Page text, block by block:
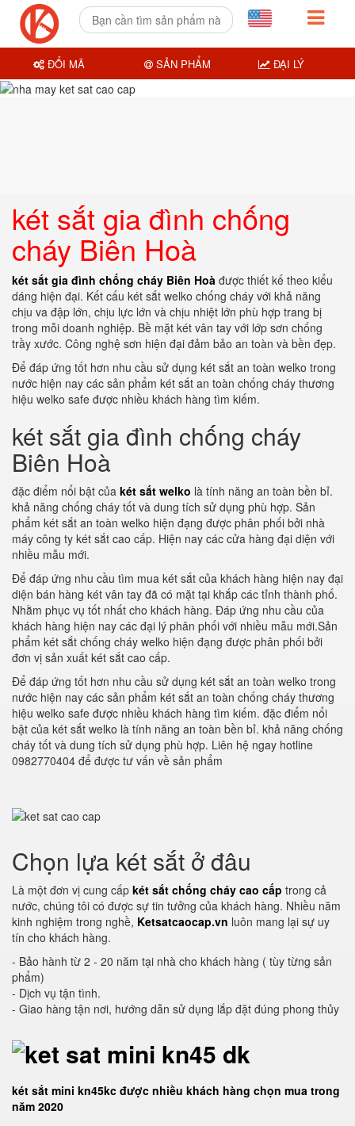
két sắt gia đình chống
cháy Biên Hoà
két sắt gia đình chống cháy Biên Hoà được thiết kế theo kiểu
dáng hiện đại. Kết cấu két sắt welko chống cháy với khả năng
chịu va đập lớn, chịu lực lớn và chịu nhiệt lớn phù hợp trang bị
trong mỗi doanh nghiệp. Bề mặt két vân tay với lớp sơn chống
trầy xước. Công nghệ sơn hiện đại đảm bảo an toàn và bền đẹp.
Để đáp ứng tốt hơn nhu cầu sử dụng két sắt an toàn welko trong
nước hiện nay các sản phẩm két sắt an toàn chống cháy thương
hiệu welko safe được nhiều khách hàng tìm kiếm.
két sắt gia đình chống cháy
Biên Hoà
đặc điểm nổi bật của két sắt welko là tính năng an toàn bền bỉ.
khả năng chống cháy tốt và dung tích sử dụng phù hợp. Sản
phẩm két sắt an toàn welko hiện đạng được phân phối bởi nhà
máy công ty két sắt cao cấp. Hiện nay các cửa hàng đại diện với
nhiều mẫu mới.
Để đáp ứng nhu cầu tìm mua két sắt của khách hàng hiện nay đại
diện bán hàng két vân tay đã có mặt tại khắp các tỉnh thành phố.
Nhằm phục vụ tốt nhất cho khách hàng. Đáp ứng nhu cầu của
khách hàng hiện nay các đại lý phân phối với nhiều mẫu mới.Sản
phẩm két sắt chống cháy welko hiện đạng được phân phối bởi
đơn vị sản xuất két sắt cao cấp.
Để đáp ứng tốt hơn nhu cầu sử dụng két sắt an toàn welko trong
nước hiện nay các sản phẩm két sắt an toàn chống cháy thương
hiệu welko safe được nhiều khách hàng tìm kiếm. đặc điểm nổi
bật của két sắt welko là tính năng an toàn bền bỉ. khả năng chống
cháy tốt và dung tích sử dụng phù hợp. Liên hệ ngay hotline
0982770404 để được tư vấn về sản phẩm
Chọn lựa két sắt ở đâu
Là một đơn vị cung cấp két sắt chống cháy cao cấp trong cả
nước, chúng tôi có được sự tin tưởng của khách hàng. Nhiều năm
kinh nghiệm trong nghề, Ketsatcaocap.vn luôn mang lại sự uy
tín cho khách hàng.
- Bảo hành từ 2 - 20 năm tại nhà cho khách hàng ( tùy từng sản
phẩm)
- Dịch vụ tận tình.
- Giao hàng tận nơi, hướng dẫn sử dụng lắp đặt đúng phong thủy
két sắt mini kn45kc được nhiều khách hàng chọn mua trong
năm 2020
ĐỔI MÃ SẢN PHẨM ĐẠI LÝ